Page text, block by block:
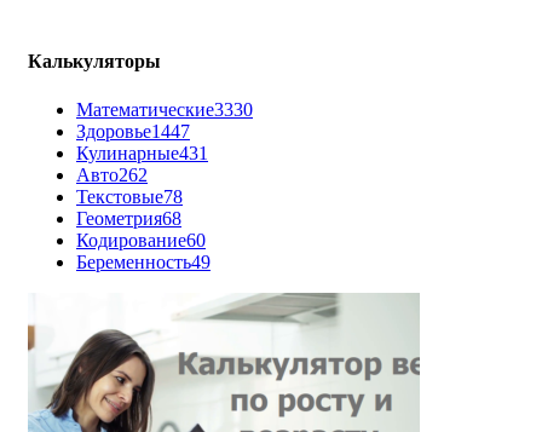
Калькуляторы
Математические3330
Здоровье1447
Кулинарные431
Авто262
Текстовые78
Геометрия68
Кодирование60
Беременность49